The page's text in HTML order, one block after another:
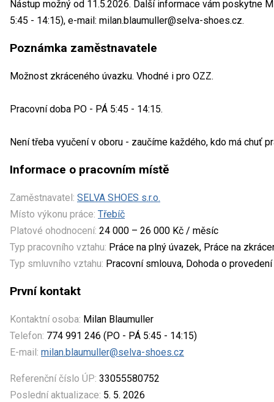
Nástup možný od 11.5.2026. Další informace vám poskytne
5:45 - 14:15), e-mail: milan.blaumuller@selva-shoes.cz.
Poznámka zaměstnavatele
Možnost zkráceného úvazku. Vhodné i pro OZZ.
Pracovní doba PO - PÁ 5:45 - 14:15.
Není třeba vyučení v oboru - zaučíme každého, kdo má chuť
Informace o pracovním místě
Zaměstnavatel: SELVA SHOES s.r.o.
Místo výkonu práce: Třebíč
Platové ohodnocení: 24 000 – 26 000 Kč / měsíc
Typ pracovního vztahu: Práce na plný úvazek, Práce na
Typ smluvního vztahu: Pracovní smlouva, Dohoda o
První kontakt
Kontaktní osoba: Milan Blaumuller
Telefon: 774 991 246 (PO - PÁ 5:45 - 14:15)
E-mail: milan.blaumuller@selva-shoes.cz
Referenční číslo ÚP: 33055580752
Poslední aktualizace: 5. 5. 2026